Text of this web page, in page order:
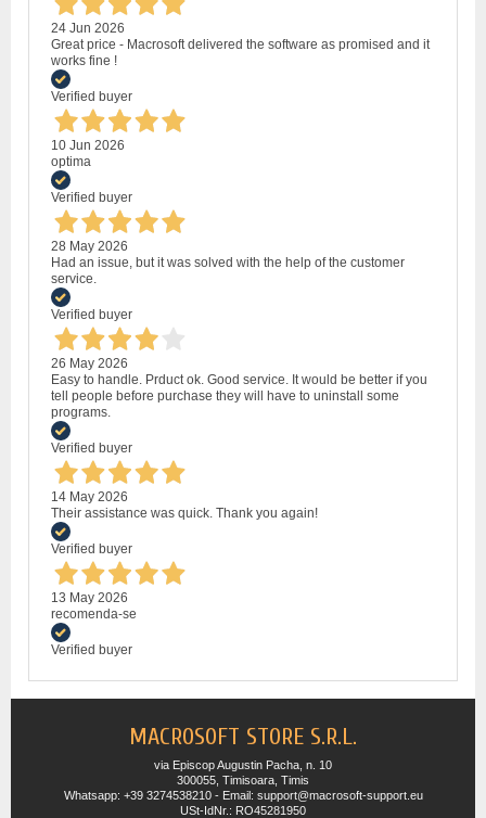
24 Jun 2026
Great price - Macrosoft delivered the software as promised and it
works fine !
Verified buyer
10 Jun 2026
optima
Verified buyer
28 May 2026
Had an issue, but it was solved with the help of the customer
service.
Verified buyer
26 May 2026
Easy to handle. Prduct ok. Good service. It would be better if you
tell people before purchase they will have to uninstall some
programs.
Verified buyer
14 May 2026
Their assistance was quick. Thank you again!
Verified buyer
13 May 2026
recomenda-se
Verified buyer
MACROSOFT STORE S.R.L.
via Episcop Augustin Pacha, n. 10
300055, Timisoara, Timis
Whatsapp: +39 3274538210 - Email: support@macrosoft-support.eu
USt-IdNr.: RO45281950